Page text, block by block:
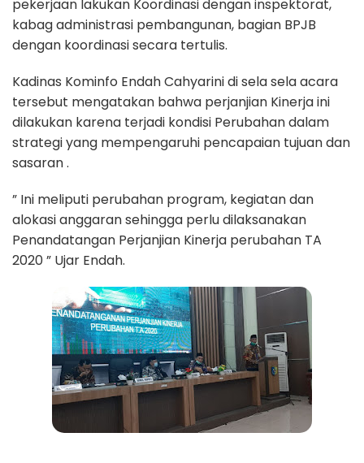
pekerjaan lakukan Koordinasi dengan inspektorat,
kabag administrasi pembangunan, bagian BPJB
dengan koordinasi secara tertulis.
Kadinas Kominfo Endah Cahyarini di sela sela acara
tersebut mengatakan bahwa perjanjian Kinerja ini
dilakukan karena terjadi kondisi Perubahan dalam
strategi yang mempengaruhi pencapaian tujuan dan
sasaran .
” Ini meliputi perubahan program, kegiatan dan
alokasi anggaran sehingga perlu dilaksanakan
Penandatangan Perjanjian Kinerja perubahan TA
2020 ” Ujar Endah.